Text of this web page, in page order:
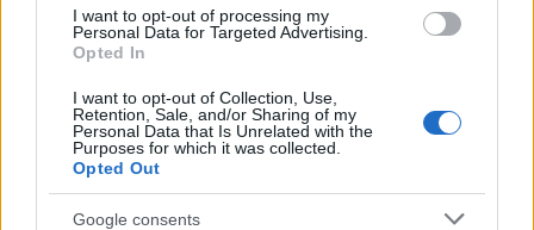
I want to opt-out of processing my
Personal Data for Targeted Advertising.
Opted In
I want to opt-out of Collection, Use,
Retention, Sale, and/or Sharing of my
Personal Data that Is Unrelated with the
Purposes for which it was collected.
Opted Out
Google consents
HÍRLEVÉL
Név